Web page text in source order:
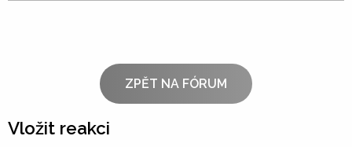
ZPĚT NA FÓRUM
Vložit reakci